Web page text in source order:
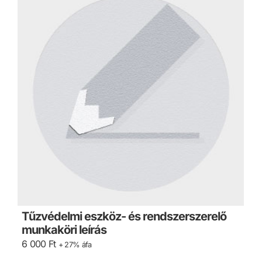
Tűzvédelmi eszköz- és rendszerszerelő
munkaköri leírás
6 000 Ft + 27% áfa